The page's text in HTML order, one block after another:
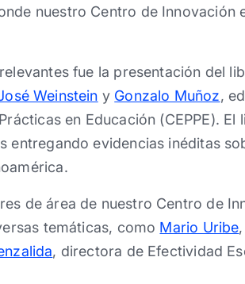
nuestro Centro de
fue la presentación del
Weinstein y Gonzalo Muñoz,
en Educación (CEPPE).
entregando evidencias inéditas
de área de nuestro Centro de
temáticas, como Mario Uribe
, directora de Efectividad